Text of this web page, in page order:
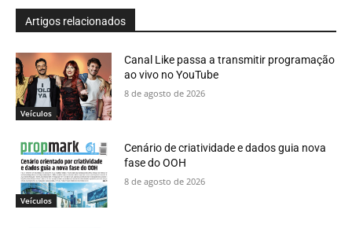
Artigos relacionados
Veículos
Canal Like passa a transmitir programação
ao vivo no YouTube
8 de agosto de 2026
Veículos
Cenário de criatividade e dados guia nova
fase do OOH
8 de agosto de 2026